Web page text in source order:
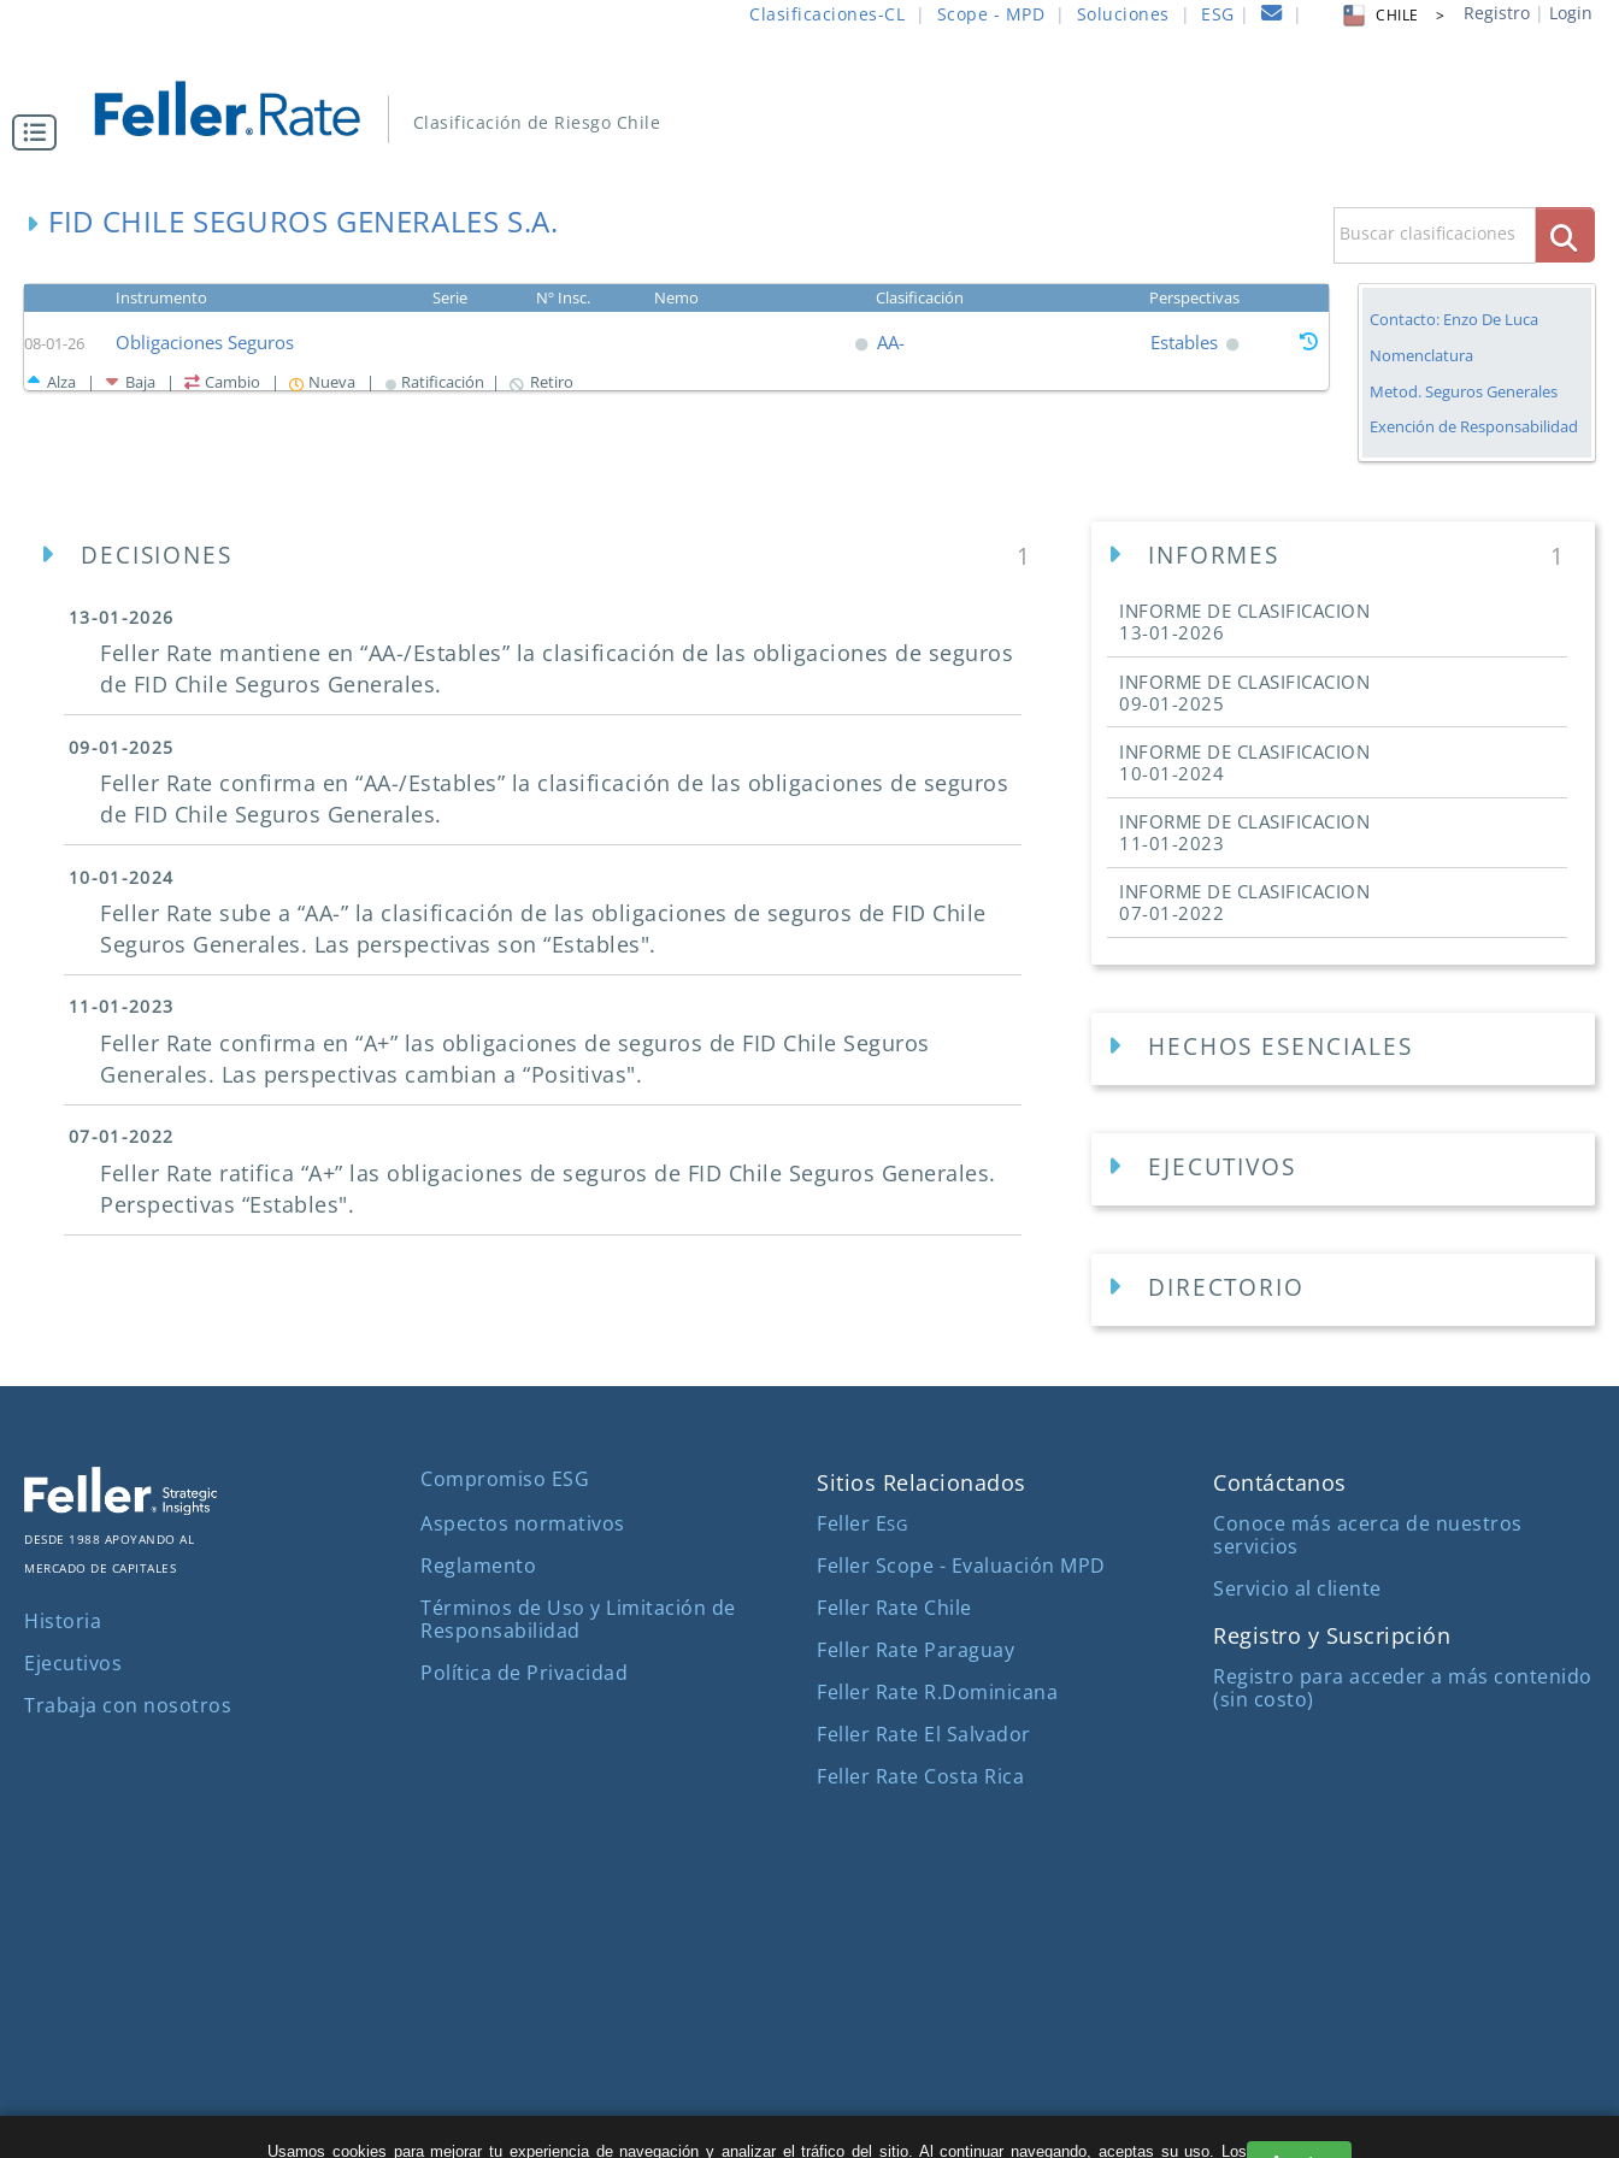
Clasificación de Riesgo Chile
Clasificaciones-CL | Scope - MPD | Soluciones | ESG | | CHILE > Registro| Login
FID CHILE SEGUROS GENERALES S.A. Buscar clasificaciones
Instrumento Serie Nº Insc. Nemo Clasificación Perspectivas
08-01-26 Obligaciones Seguros AA- Estables
Alza | Baja | Cambio | Nueva | Ratificación | Retiro
Contacto: Enzo De Luca
Nomenclatura
Metod. Seguros Generales
Exención de Responsabilidad
DECISIONES 1
13-01-2026
Feller Rate mantiene en “AA-/Estables” la clasificación de las obligaciones de seguros
de FID Chile Seguros Generales.
09-01-2025
Feller Rate confirma en “AA-/Estables” la clasificación de las obligaciones de seguros
de FID Chile Seguros Generales.
10-01-2024
Feller Rate sube a “AA-” la clasificación de las obligaciones de seguros de FID Chile
Seguros Generales. Las perspectivas son “Estables".
11-01-2023
Feller Rate confirma en “A+” las obligaciones de seguros de FID Chile Seguros
Generales. Las perspectivas cambian a “Positivas".
07-01-2022
Feller Rate ratifica “A+” las obligaciones de seguros de FID Chile Seguros Generales.
Perspectivas “Estables".
INFORMES 1
INFORME DE CLASIFICACION
13-01-2026
INFORME DE CLASIFICACION
09-01-2025
INFORME DE CLASIFICACION
10-01-2024
INFORME DE CLASIFICACION
11-01-2023
INFORME DE CLASIFICACION
07-01-2022
HECHOS ESENCIALES
EJECUTIVOS
DIRECTORIO
Desde 1988 apoyando al
mercado de capitales
Historia
Ejecutivos
Trabaja con nosotros
Compromiso ESG
Aspectos normativos
Reglamento
Términos de Uso y Limitación de
Responsabilidad
Política de Privacidad
Sitios Relacionados
Feller ESG
Feller Scope - Evaluación MPD
Feller Rate Chile
Feller Rate Paraguay
Feller Rate R.Dominicana
Feller Rate El Salvador
Feller Rate Costa Rica
Contáctanos
Conoce más acerca de nuestros
servicios
Servicio al cliente
Registro y Suscripción
Registro para acceder a más contenido
(sin costo)
Usamos cookies para mejorar tu experiencia de navegación y analizar el tráfico del sitio. Al continuar navegando, aceptas su uso. Los